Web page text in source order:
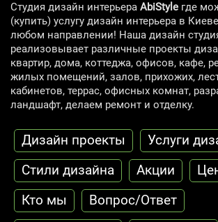
Студия дизайн интерьера AbiStyle где
(купить) услугу дизайн интерьера в
любом направлении! Наша дизайн
реализовывает различные проекты
квартир, дома, коттеджа, офисов, кафе,
жилых помещений, залов, прихожих,
кабинетов, террас, офисных комнат,
ландшафт, делаем ремонт и отделку.
Дизайн проекты
Услуги
Стили дизайна
Акции
Кто мы
Вопрос/Ответ